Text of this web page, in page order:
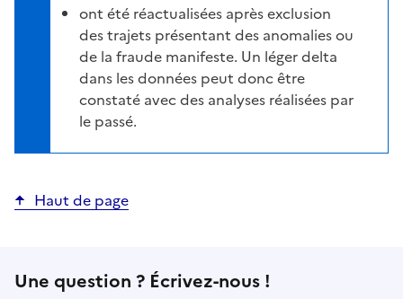
ont été réactualisées après exclusion
des trajets présentant des anomalies ou
de la fraude manifeste. Un léger delta
dans les données peut donc être
constaté avec des analyses réalisées par
le passé.
Haut de page
Une question ? Écrivez-nous !